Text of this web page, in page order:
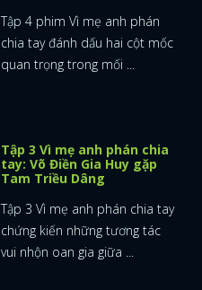
Tập 4 phim Vì mẹ anh phán
chia tay đánh dấu hai cột mốc
quan trọng trong mối ...
Tập 3 Vì mẹ anh phán chia
tay: Võ Điền Gia Huy gặp
Tam Triều Dâng
Tập 3 Vì mẹ anh phán chia tay
chứng kiến những tương tác
vui nhộn oan gia giữa ...